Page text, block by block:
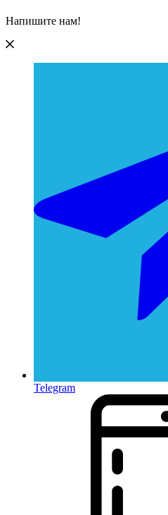
Напишите нам!
Telegram